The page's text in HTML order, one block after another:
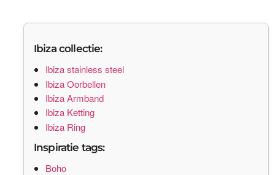
Ibiza collectie:
Ibiza stainless steel
Ibiza Oorbellen
Ibiza Armband
Ibiza Ketting
Ibiza Ring
Inspiratie tags:
Boho